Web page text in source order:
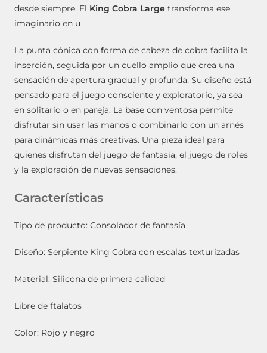
desde siempre. El King Cobra Large transforma ese
imaginario en u
La punta cónica con forma de cabeza de cobra facilita la
inserción, seguida por un cuello amplio que crea una
sensación de apertura gradual y profunda. Su diseño está
pensado para el juego consciente y exploratorio, ya sea
en solitario o en pareja. La base con ventosa permite
disfrutar sin usar las manos o combinarlo con un arnés
para dinámicas más creativas. Una pieza ideal para
quienes disfrutan del juego de fantasía, el juego de roles
y la exploración de nuevas sensaciones.
Características
Tipo de producto: Consolador de fantasía
Diseño: Serpiente King Cobra con escalas texturizadas
Material: Silicona de primera calidad
Libre de ftalatos
Color: Rojo y negro